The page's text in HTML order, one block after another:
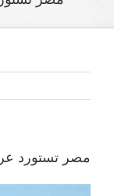
مصر تستورد